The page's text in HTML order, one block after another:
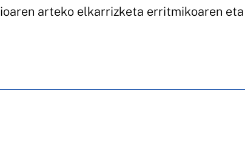
arteko elkarrizketa erritmikoaren eta